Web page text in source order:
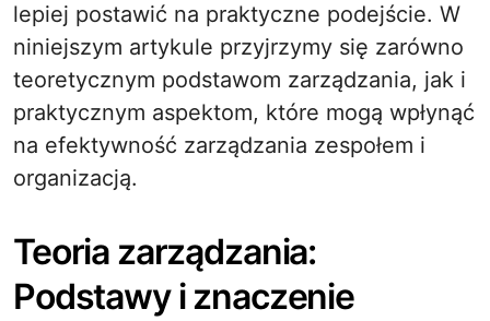
lepiej postawić na praktyczne podejście. W
niniejszym artykule przyjrzymy się zarówno
teoretycznym podstawom zarządzania, jak i
praktycznym aspektom, które mogą wpłynąć
na efektywność zarządzania zespołem i
organizacją.
Teoria zarządzania:
Podstawy i znaczenie